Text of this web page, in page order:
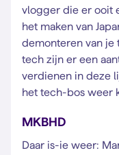
vlogger die er ooit
het maken van
demonteren van je
tech zijn er een
verdienen in deze
het tech-bos weer
MKBHD
Daar is-ie weer: